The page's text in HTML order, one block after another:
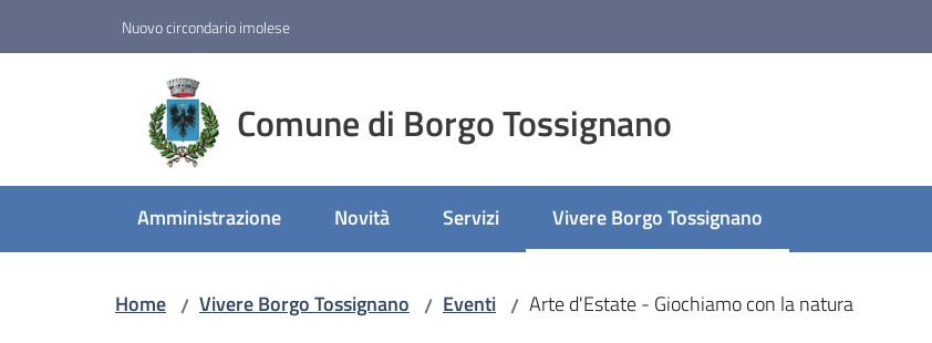
Nuovo circondario imolese
Comune di Borgo Tossignano
Amministrazione Novità Servizi Vivere Borgo Tossignano
Menu selezionato
Home / Vivere Borgo Tossignano / Eventi / Arte d'Estate - Giochiamo con la natura